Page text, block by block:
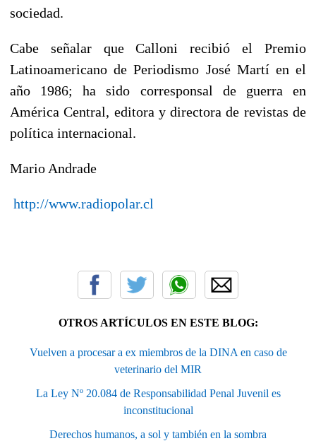
sociedad.
Cabe señalar que Calloni recibió el Premio
Latinoamericano de Periodismo José Martí en el
año 1986; ha sido corresponsal de guerra en
América Central, editora y directora de revistas de
política internacional.
Mario Andrade
http://www.radiopolar.cl
OTROS ARTÍCULOS EN ESTE BLOG:
Vuelven a procesar a ex miembros de la DINA en caso de
veterinario del MIR
La Ley Nº 20.084 de Responsabilidad Penal Juvenil es
inconstitucional
Derechos humanos, a sol y también en la sombra